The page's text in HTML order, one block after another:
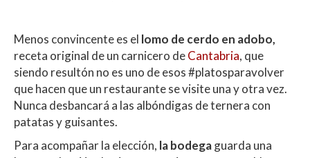
Menos convincente es el lomo de cerdo en adobo,
receta original de un carnicero deCantabria, que
siendo resultón no es uno de esos #platosparavolver
que hacen que un restaurante se visite una y otra vez.
Nunca desbancará a las albóndigas de ternera con
patatas y guisantes.
Para acompañar la elección, la bodegaguarda una